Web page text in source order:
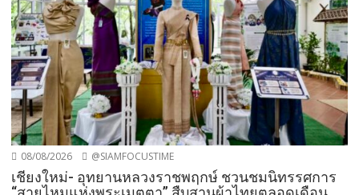
08/08/2026 @SIAMFOCUSTIME
เชียงใหม่- อุทยานหลวงราชพฤกษ์ ชวนชมนิทรรศการ